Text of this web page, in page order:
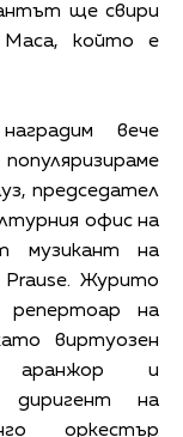
ще свири
Маса, който е
вече
председател
офис на
музикант на
Prause. Журито
на
виртуозен
аранжор и
на
оркестър